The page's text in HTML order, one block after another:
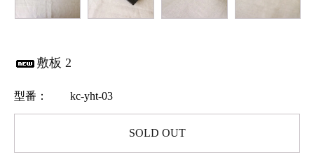
敷板 2
型番： kc-yht-03
SOLD OUT